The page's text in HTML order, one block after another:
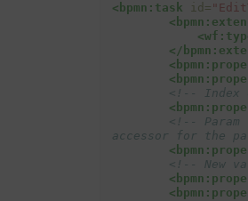
<bpmn:task id=
</
<!-- Index
<!-- Param
accessor for the
<!-- New